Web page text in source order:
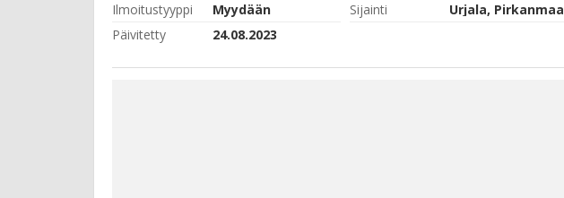
Ilmoitustyyppi Myydään Sijainti
Urjala, Pirkanmaa
Päivitetty
24.08.2023